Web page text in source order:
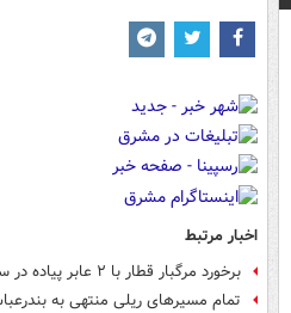
اخبار مرتبط
برخورد مرگبار قطار با ۲ عابر پیاده در سوادکوه
تمام مسیرهای ریلی منتهی به